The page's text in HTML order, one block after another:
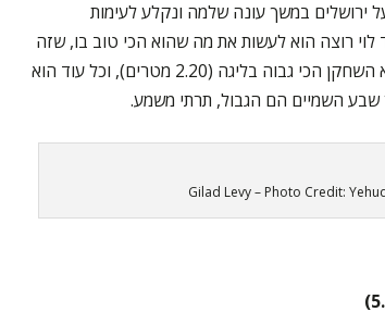
במשך עונה שלמה ונקלע לעימות
רוצה הוא לעשות את מה שהוא הכי טוב בו, שזה
לשחק כדורסל. הסנטר בן ה-21 הוא השחקן הכי גבוה בליגה (2.20 מטרים), וכל עוד הוא
שבע השמיים הם הגבול, תרתי משמע.
Gilad Levy – Photo Credit: